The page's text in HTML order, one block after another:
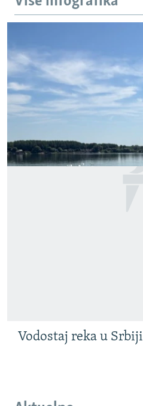
Vodostaj reka u Srbiji